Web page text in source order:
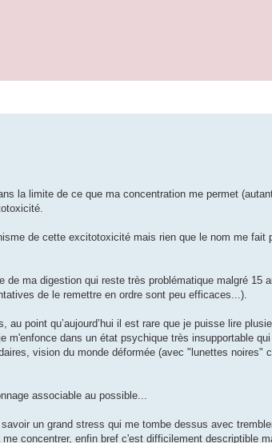
la limite de ce que ma concentration me permet
de cette excitotoxicité mais rien que le nom me fait
ma digestion qui reste très problématique malgré 15
de le remettre en ordre sont peu efficaces...).
point qu’aujourd’hui il est rare que je puisse lire
dans un état psychique très insupportable
vision du monde déformée (avec "lunettes noires"
associable au possible...
un grand stress qui me tombe dessus avec
concentrer, enfin bref c'est difficilement descriptible